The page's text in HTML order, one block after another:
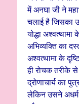
में अनघा जी ने
चलाई है जिसका
योद्धा
अभिव्यक्ति का
अश्वत्थामा के
ही रोचक तरीके
द्रोणाचार्य का
लेकिन उसने